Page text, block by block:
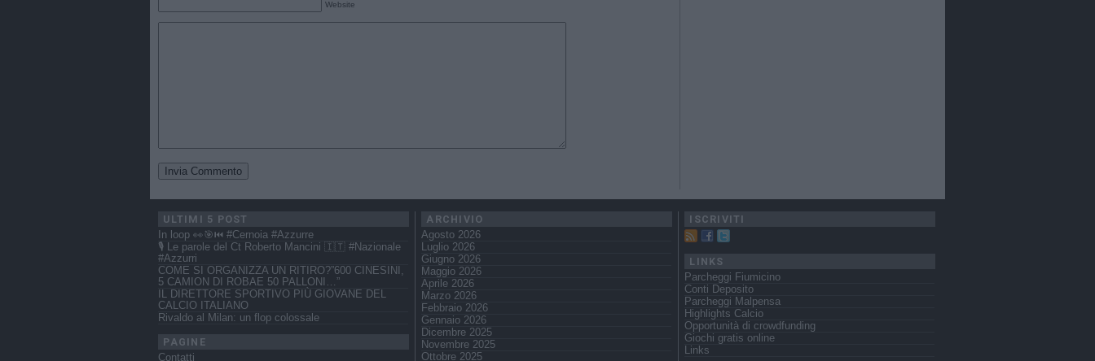
Website
ULTIMI 5 POST
In loop 👀🎯⏮️ #Cernoia #Azzurre
🎙️ Le parole del Ct Roberto Mancini 🇮🇹 #Nazionale
#Azzurri
COME SI ORGANIZZA UN RITIRO?”600 CINESINI,
5 CAMION DI ROBAE 50 PALLONI…”
IL DIRETTORE SPORTIVO PIÙ GIOVANE DEL
CALCIO ITALIANO
Rivaldo al Milan: un flop colossale
PAGINE
Contatti
ARCHIVIO
Agosto 2026
Luglio 2026
Giugno 2026
Maggio 2026
Aprile 2026
Marzo 2026
Febbraio 2026
Gennaio 2026
Dicembre 2025
Novembre 2025
Ottobre 2025
ISCRIVITI
LINKS
Parcheggi Fiumicino
Conti Deposito
Parcheggi Malpensa
Highlights Calcio
Opportunità di crowdfunding
Giochi gratis online
Links